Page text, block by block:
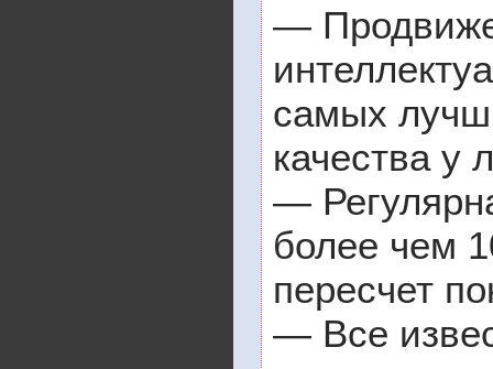
—
самых
качества у
—
более чем
пересчет
— Все